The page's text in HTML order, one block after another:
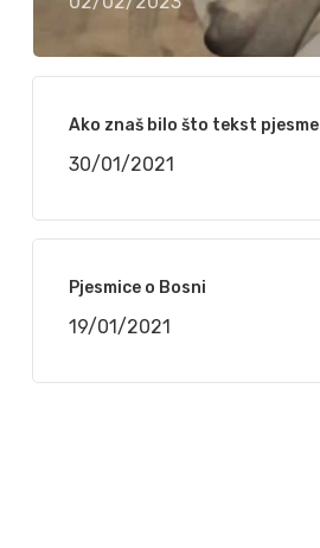
Ako znaš bilo što tekst pjesme
30/01/2021
Pjesmice o Bosni
19/01/2021